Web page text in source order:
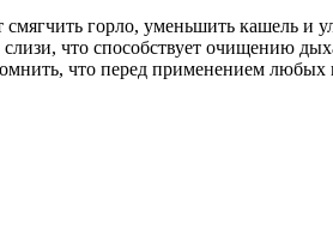
горло, уменьшить кашель и
что способствует очищению
что перед применением любых